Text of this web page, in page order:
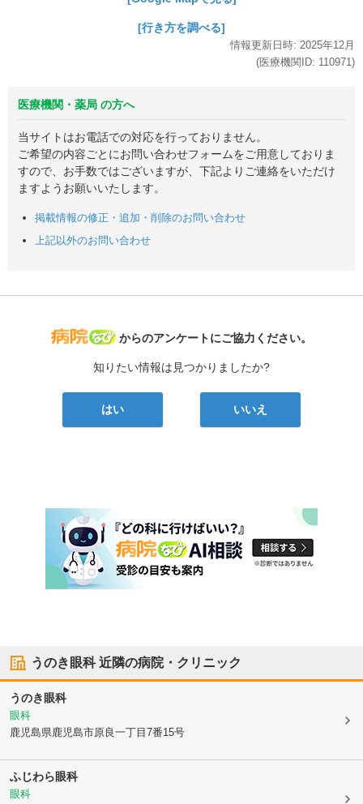
[行き方を調べる]
情報更新日時: 2025年12月
(医療機関ID: 110971)
医療機関・薬局 の方へ
当サイトはお電話での対応を行っておりません。
ご希望の内容ごとにお問い合わせフォームをご用意しておりま
すので、お手数ではございますが、下記よりご連絡をいただけ
ますようお願いいたします。
掲載情報の修正・追加・削除のお問い合わせ
上記以外のお問い合わせ
病院なび
からのアンケートにご協力ください。
知りたい情報は見つかりましたか?
はい いいえ
うのき眼科近隣の病院・クリニック
うのき眼科
眼科
鹿児島県鹿児島市原良一丁目7番15号
ふじわら眼科
眼科